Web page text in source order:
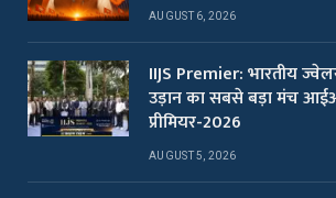
AUGUST 6, 2026
IIJS Premier: भारतीय
उड़ान का सबसे बड़ा मंच
प्रीमियर-2026
AUGUST 5, 2026